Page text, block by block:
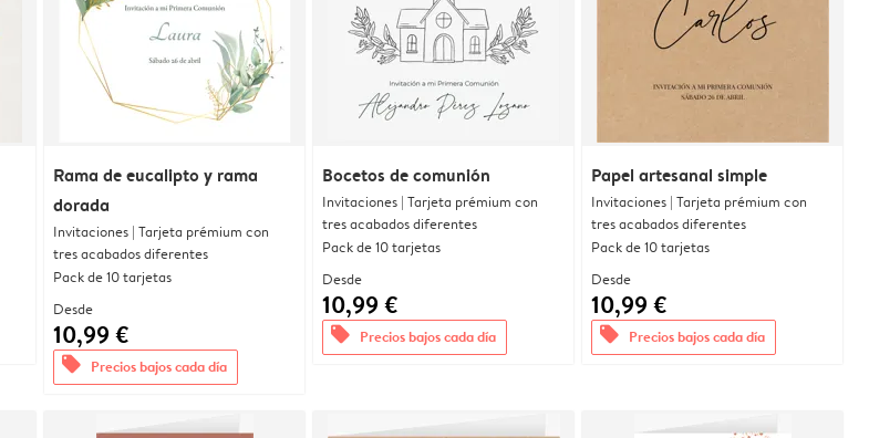
Rama de eucalipto y rama
dorada
Invitaciones | Tarjeta prémium con
tres acabados diferentes
Pack de 10 tarjetas
Desde
10,99 €
offers Precios bajos cada día
Bocetos de comunión
Invitaciones | Tarjeta prémium con
tres acabados diferentes
Pack de 10 tarjetas
Desde
10,99 €
offers Precios bajos cada día
Papel artesanal simple
Invitaciones | Tarjeta prémium con
tres acabados diferentes
Pack de 10 tarjetas
Desde
10,99 €
offers Precios bajos cada día